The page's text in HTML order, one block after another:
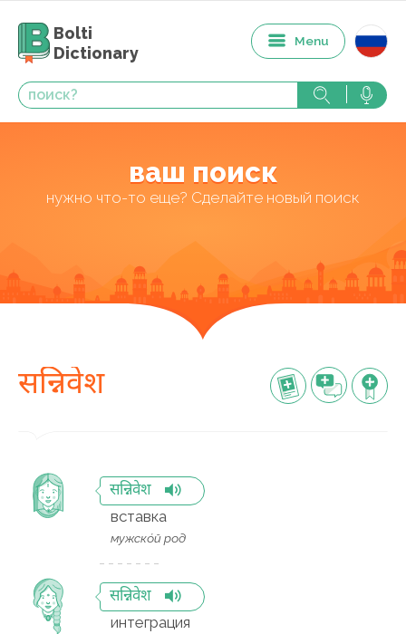
Bolti
Dictionary
Menu
ваш поиск
нужно что-то еще? Сделайте новый поиск
सन्निवेश
सन्निवेश
вставка
мужско́й род
सन्निवेश
интеграция